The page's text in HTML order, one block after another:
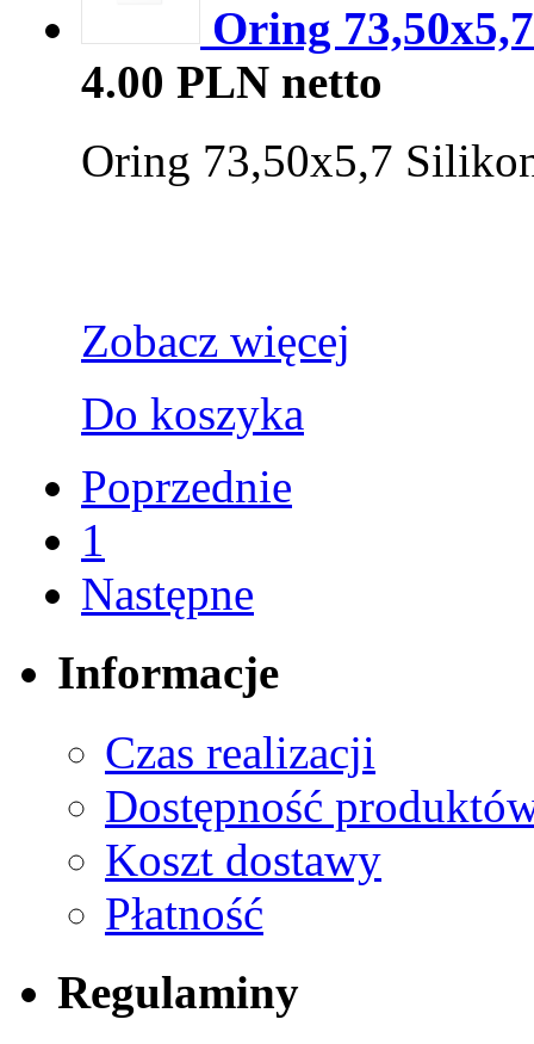
Oring
4.00 PLN netto
Oring 73,50x5,7
Zobacz więcej
Do koszyka
Poprzednie
1
Następne
Informacje
Czas realizacji
Dostępność
Koszt dostawy
Płatność
Regulaminy